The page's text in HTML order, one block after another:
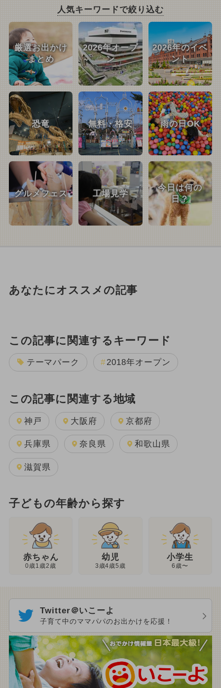
人気キーワードで絞り込む
厳選お出かけ
まとめ
2026年オープ
ン
2026年のイベ
ント
恐竜 無料・格安 雨の日OK
グルメフェス 工場見学
今日は何の
日？
あなたにオススメの記事
この記事に関連するキーワード
テーマパーク 2018年オープン
この記事に関連する地域
神戸 大阪府 京都府
兵庫県 奈良県 和歌山県
滋賀県
子どもの年齢から探す
赤ちゃん
0歳1歳2歳
幼児
3歳4歳5歳
小学生
6歳〜
Twitter＠いこーよ
子育て中のママパパのお出かけを応援！